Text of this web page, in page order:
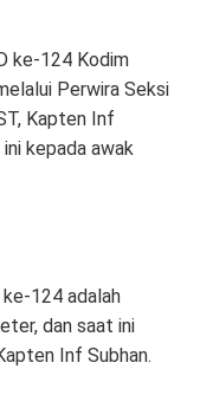
ke-124 Kodim
Perwira Seksi
Kapten Inf
kepada awak
124 adalah
dan saat ini
Inf Subhan.